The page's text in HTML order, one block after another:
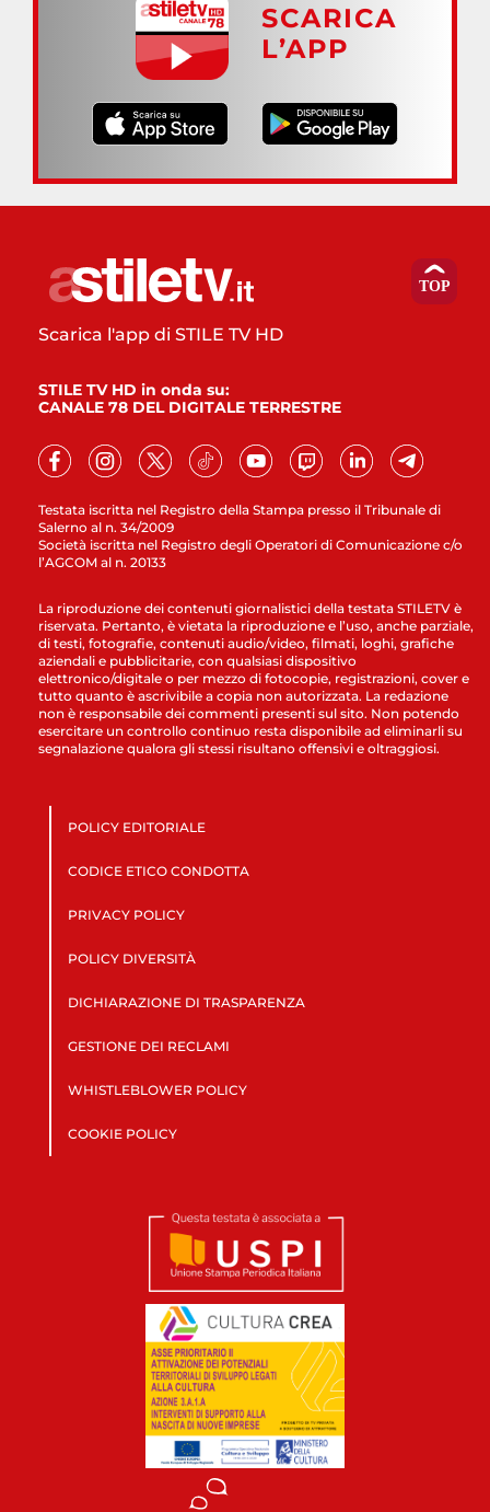
SCARICA
L’APP
Testata iscritta nel Registro della Stampa presso il Tribunale di
Salerno al n. 34/2009
Società iscritta nel Registro degli Operatori di Comunicazione c/o
l’AGCOM al n. 20133
Scarica l'app di STILE TV HD
STILE TV HD in onda su:
CANALE 78 DEL DIGITALE TERRESTRE
La riproduzione dei contenuti giornalistici della testata STILETV è
riservata. Pertanto, è vietata la riproduzione e l’uso, anche parziale,
di testi, fotografie, contenuti audio/video, filmati, loghi, grafiche
aziendali e pubblicitarie, con qualsiasi dispositivo
elettronico/digitale o per mezzo di fotocopie, registrazioni, cover e
tutto quanto è ascrivibile a copia non autorizzata. La redazione
non è responsabile dei commenti presenti sul sito. Non potendo
esercitare un controllo continuo resta disponibile ad eliminarli su
segnalazione qualora gli stessi risultano offensivi e oltraggiosi.
POLICY EDITORIALE
CODICE ETICO CONDOTTA
PRIVACY POLICY
POLICY DIVERSITÀ
DICHIARAZIONE DI TRASPARENZA
GESTIONE DEI RECLAMI
WHISTLEBLOWER POLICY
COOKIE POLICY